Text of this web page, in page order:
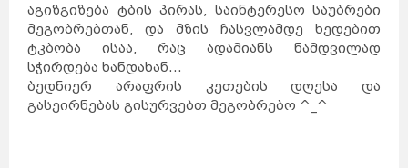
აგიზგიზება ტბის პირას, საინტერესო საუბრები
მეგობრებთან, და მზის ჩასვლამდე ხედებით
ტკბობა ისაა, რაც ადამიანს ნამდვილად
სჭირდება ხანდახან...
ბედნიერ არაფრის კეთების დღესა და
გასეირნებას გისურვებთ მეგობრებო ^_^